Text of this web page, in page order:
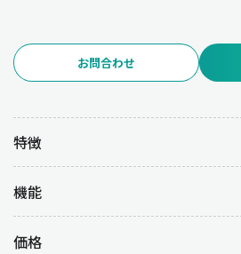
お問合わせ
特徴
機能
価格